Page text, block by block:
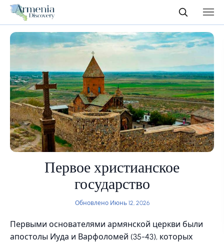
Первое христианское
государство
Обновлено Июнь 12, 2026
Первыми основателями армянской церкви были
апостолы Иуда и Варфоломей (35-43), которых